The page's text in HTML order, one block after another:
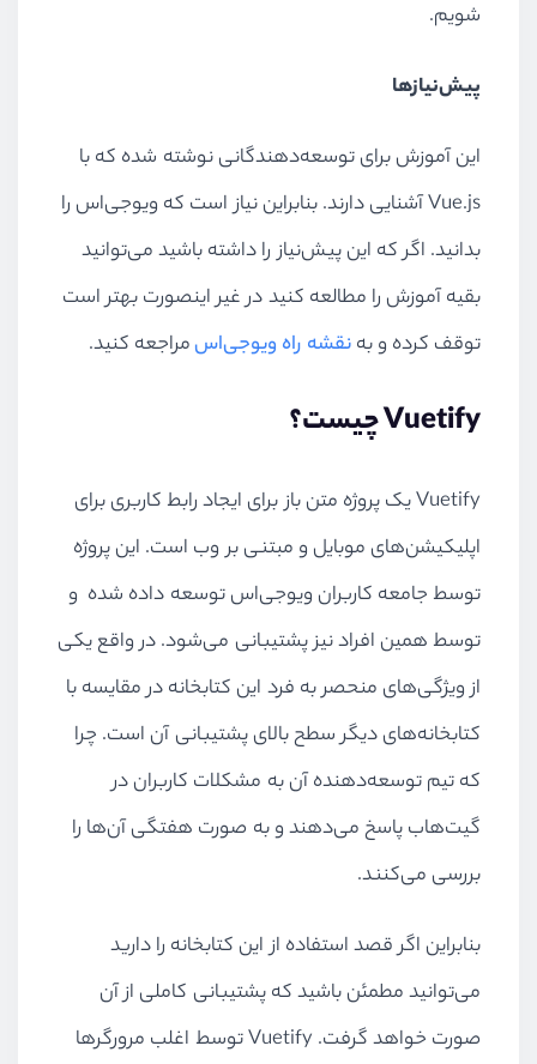
شویم.
پیش‌نیازها
این آموزش برای توسعه‌دهندگانی نوشته شده که با
Vue.js آشنایی دارند. بنابراین نیاز است که ویوجی‌اس را
بدانید. اگر که این پیش‌نیاز را داشته باشید می‌توانید
بقیه آموزش را مطالعه کنید در غیر اینصورت بهتر است
توقف کرده و بهنقشه راه ویوجی‌اسمراجعه کنید.
Vuetify چیست؟
Vuetify یک پروژه متن باز برای ایجاد رابط کاربری برای
اپلیکیشن‌های موبایل و مبتنی بر وب است. این پروژه
توسط جامعه کاربران ویوجی‌اس توسعه داده شده و
توسط همین افراد نیز پشتیبانی می‌شود. در واقع یکی
از ویژگی‌های منحصر به فرد این کتابخانه در مقایسه با
کتابخانه‌های دیگر سطح بالای پشتیبانی آن است. چرا
که تیم توسعه‌دهنده آن به مشکلات کاربران در
گیت‌هاب پاسخ می‌دهند و به صورت هفتگی آن‌ها را
بررسی می‌کنند.
بنابراین اگر قصد استفاده از این کتابخانه را دارید
می‌توانید مطمئن باشید که پشتیبانی کاملی از آن
صورت خواهد گرفت. Vuetify توسط اغلب مرورگرها